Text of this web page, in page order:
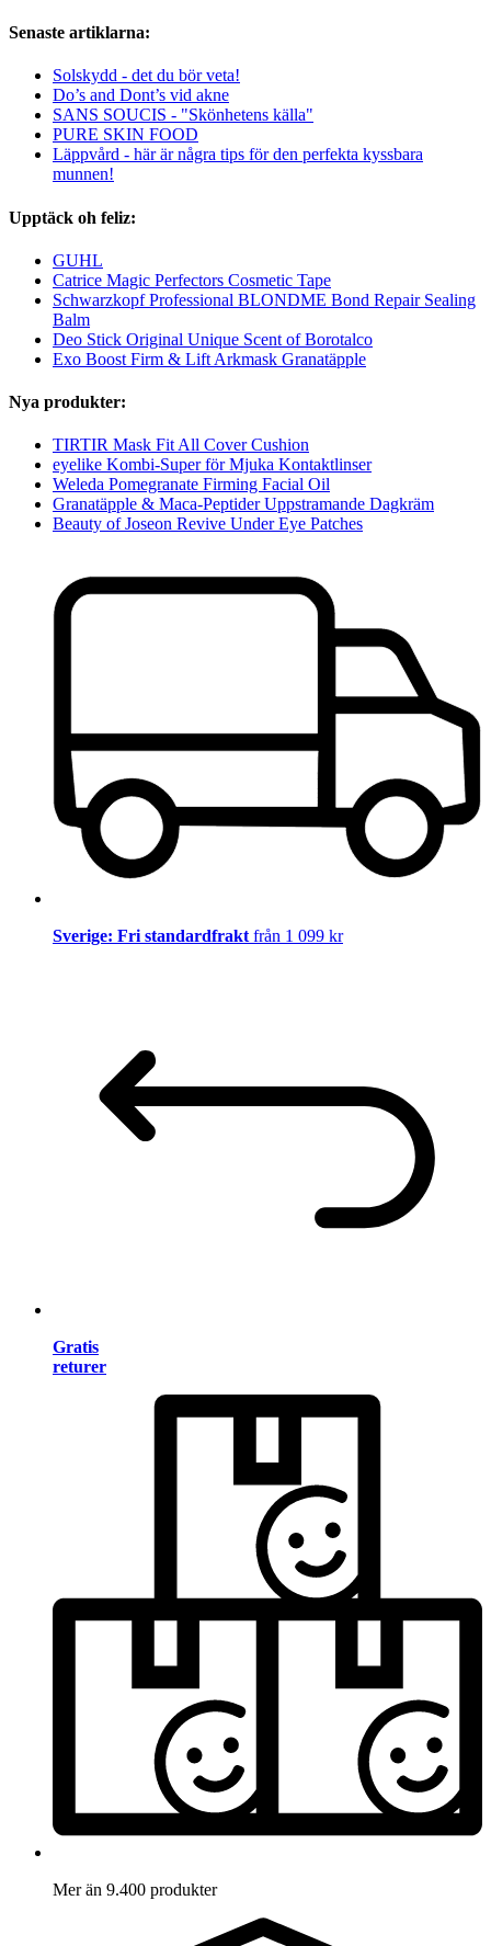
Senaste artiklarna:
Solskydd - det du bör veta!
Do’s and Dont’s vid akne
SANS SOUCIS - "Skönhetens källa"
PURE SKIN FOOD
Läppvård - här är några tips för den perfekta kyssbara
munnen!
Upptäck oh feliz:
GUHL
Catrice Magic Perfectors Cosmetic Tape
Schwarzkopf Professional BLONDME Bond Repair Sealing
Balm
Deo Stick Original Unique Scent of Borotalco
Exo Boost Firm & Lift Arkmask Granatäpple
Nya produkter:
TIRTIR Mask Fit All Cover Cushion
eyelike Kombi-Super för Mjuka Kontaktlinser
Weleda Pomegranate Firming Facial Oil
Granatäpple & Maca-Peptider Uppstramande Dagkräm
Beauty of Joseon Revive Under Eye Patches
Sverige: Fri standardfrakt från 1 099 kr
Gratis
returer
Mer än 9.400 produkter